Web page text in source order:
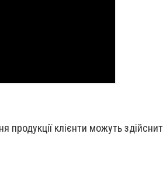
продукції клієнти можуть